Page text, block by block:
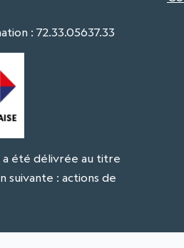
: 72.33.05637.33
été délivrée au titre
suivante : actions de